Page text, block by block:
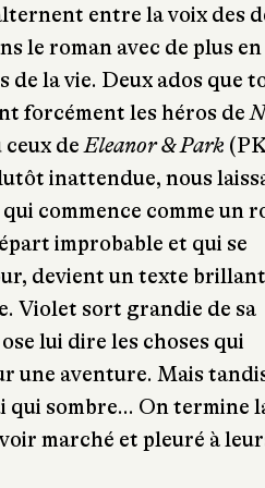
entre la voix des
le roman avec de plus
de la vie. Deux ados que
forcément les héros de
ceux deEleanor & Park
inattendue, nous
commence comme un
improbable et qui se
devient un texte
Violet sort grandie de sa
lui dire les choses qui
une aventure. Mais
qui sombre... On termine
marché et pleuré à